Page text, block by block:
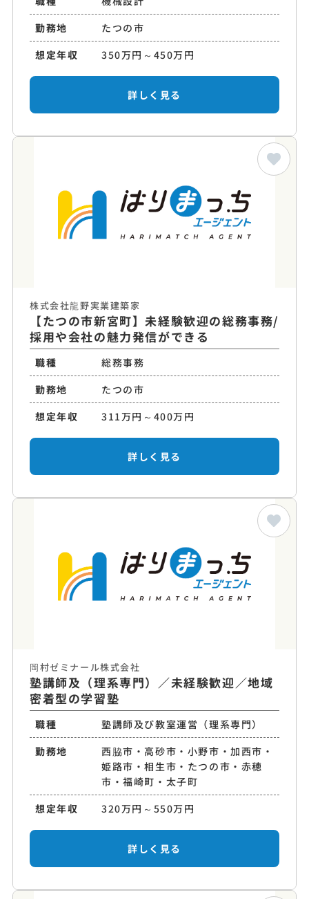
勤務地
たつの市
想定年収
350万円～450万円
詳しく見る
株式会社龍野実業建築家
【たつの市新宮町】未経験歓迎の総務事務/
採用や会社の魅力発信ができる
職種
総務事務
勤務地
たつの市
想定年収
311万円～400万円
詳しく見る
岡村ゼミナール株式会社
塾講師及（理系専門）／未経験歓迎／地域
密着型の学習塾
職種
塾講師及び教室運営（理系専門）
勤務地
西脇市・高砂市・小野市・加西市・
姫路市・相生市・たつの市・赤穂
市・福崎町・太子町
想定年収
320万円～550万円
詳しく見る